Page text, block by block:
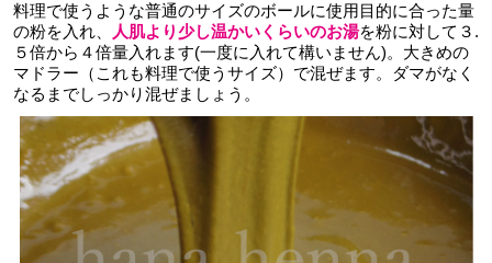
料理で使うような普通のサイズのボールに使用目的に合った量
の粉を入れ、
人肌より少し温かいくらいのお湯を粉に対して３.
５倍から４倍量入れます(一度に入れて構いません)。大きめの
マドラー（これも料理で使うサイズ）で混ぜます。ダマがなく
なるまでしっかり混ぜましょう。